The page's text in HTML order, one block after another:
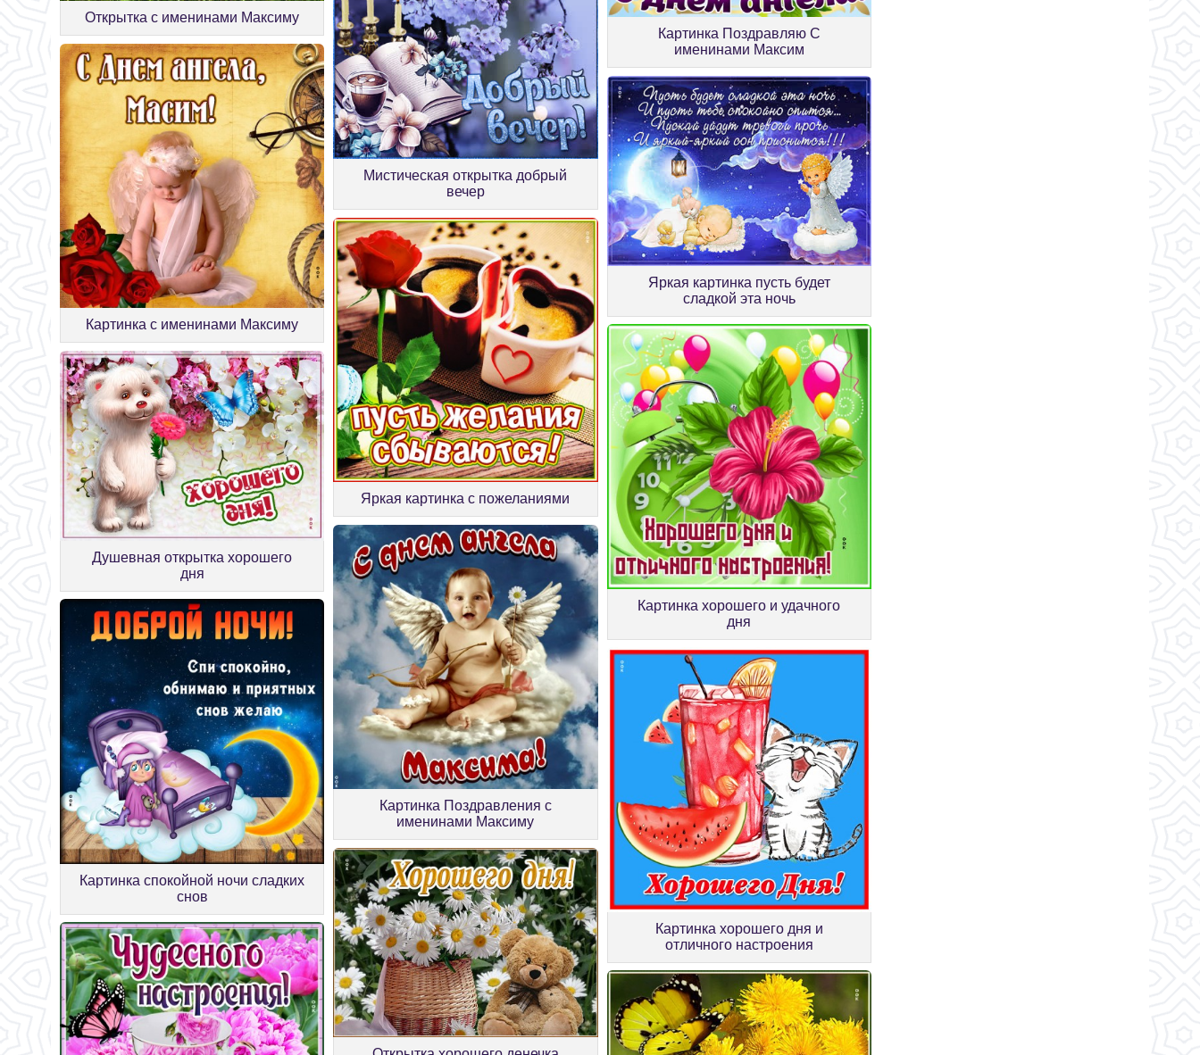
Открытка с именинами Максиму
Картинка Поздравляю С
именинами Максим
Картинка с именинами Максиму
Мистическая открытка добрый
вечер
Яркая картинка пусть будет
сладкой эта ночь
Душевная открытка хорошего
дня
Яркая картинка с пожеланиями
Картинка хорошего и удачного
дня
Картинка спокойной ночи сладких
снов
Картинка Поздравления с
именинами Максиму
Картинка хорошего дня и
отличного настроения